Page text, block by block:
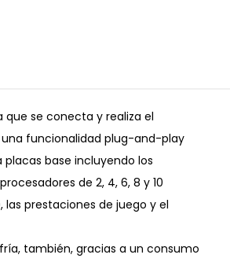
que se conecta y realiza el
funcionalidad plug-and-play
base incluyendo los
de 2, 4, 6, 8 y 10
las prestaciones de juego y el
también, gracias a un consumo